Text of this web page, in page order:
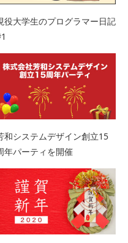
役大学生のプログラマー日記
和システムデザイン創立15
年パーティを開催